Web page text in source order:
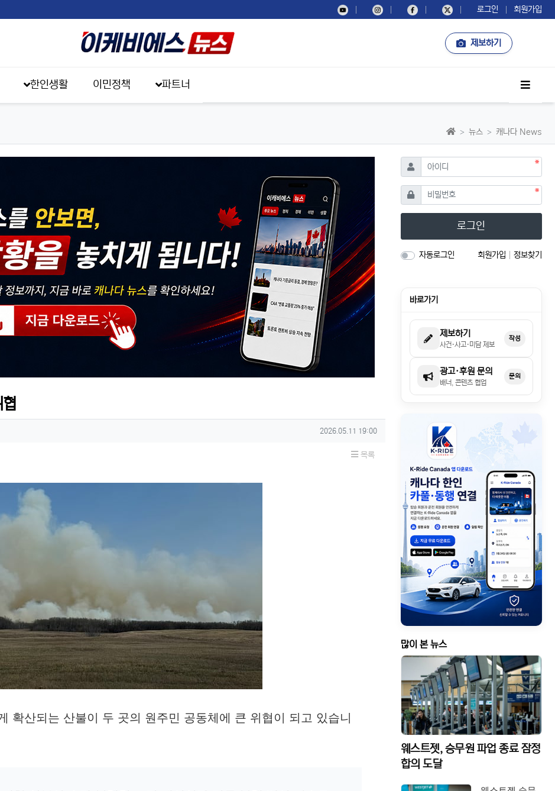
로그인 회원가입
제보하기
한인생활 이민정책
파트너
사이드
홈으로뉴스 캐나다 News
작성일
2026.05.11 19:00
목록
확산되는 산불이 두 곳의 원주민 공동체에 큰 위협이 되고 있습니
아이디 필수
비밀번호필수
로그인
자동로그인 회원가입 정보찾기
바로가기
제보하기
사건·사고·미담 제보
작성
광고·후원 문의
배너, 콘텐츠 협업
문의
많이 본 뉴스
웨스트젯, 승무원 파업 종료 잠정
합의 도달